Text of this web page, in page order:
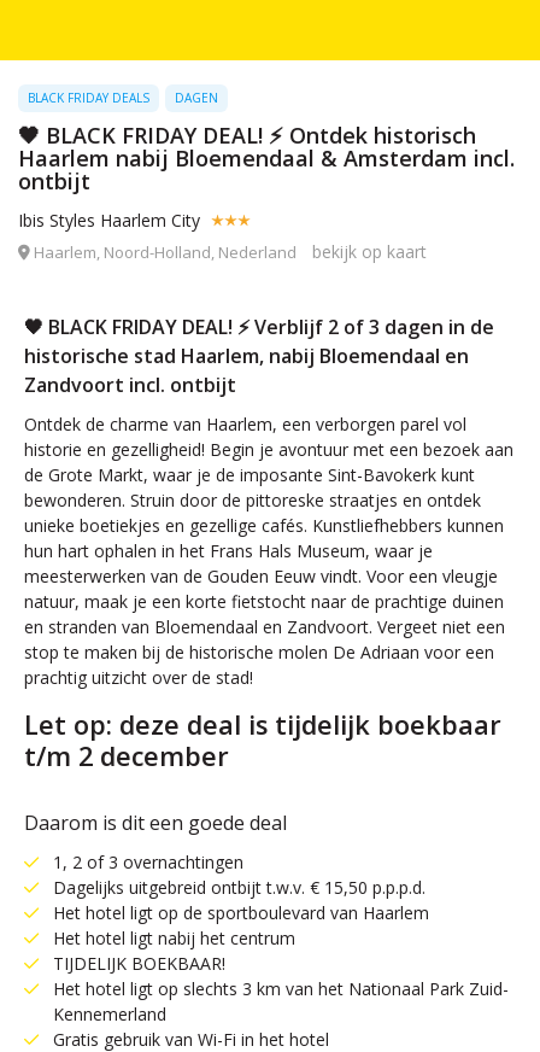
BLACK FRIDAY DEALS DAGEN
🖤 BLACK FRIDAY DEAL! ⚡ Ontdek historisch
Haarlem nabij Bloemendaal & Amsterdam incl.
ontbijt
Ibis Styles Haarlem City
Haarlem, Noord-Holland, Nederland bekijk op kaart
🖤 BLACK FRIDAY DEAL! ⚡ Verblijf 2 of 3 dagen in de
historische stad Haarlem, nabij Bloemendaal en
Zandvoort incl. ontbijt
Ontdek de charme van Haarlem, een verborgen parel vol
historie en gezelligheid! Begin je avontuur met een bezoek aan
de Grote Markt, waar je de imposante Sint-Bavokerk kunt
bewonderen. Struin door de pittoreske straatjes en ontdek
unieke boetiekjes en gezellige cafés. Kunstliefhebbers kunnen
hun hart ophalen in het Frans Hals Museum, waar je
meesterwerken van de Gouden Eeuw vindt. Voor een vleugje
natuur, maak je een korte fietstocht naar de prachtige duinen
en stranden van Bloemendaal en Zandvoort. Vergeet niet een
stop te maken bij de historische molen De Adriaan voor een
prachtig uitzicht over de stad!
Let op: deze deal is tijdelijk boekbaar
t/m 2 december
Daarom is dit een goede deal
1, 2 of 3 overnachtingen
Dagelijks uitgebreid ontbijt t.w.v. € 15,50 p.p.p.d.
Het hotel ligt op de sportboulevard van Haarlem
Het hotel ligt nabij het centrum
TIJDELIJK BOEKBAAR!
Het hotel ligt op slechts 3 km van het Nationaal Park Zuid-
Kennemerland
Gratis gebruik van Wi-Fi in het hotel